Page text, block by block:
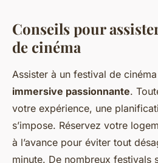
Conseils pour
de cinéma
Assister à un festival de
immersive passionnante.
votre expérience, une
s’impose. Réservez votre
à l’avance pour éviter tout
minute. De nombreux festivals